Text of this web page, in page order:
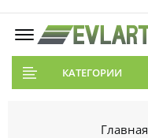
КАТЕГОРИИ
Главная